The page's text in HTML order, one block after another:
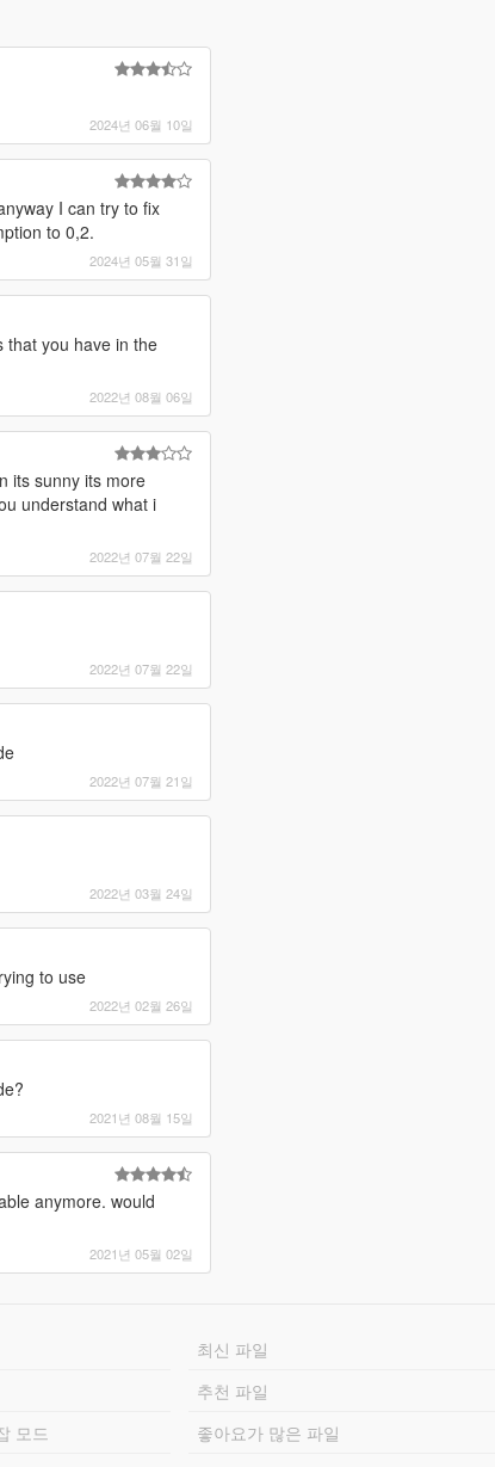
2024년 06월 10일
I can try to fix
to 0,2.
2024년 05월 31일
that you have in the
2022년 08월 06일
its sunny its more
understand what i
2022년 07월 22일
2022년 07월 22일
2022년 07월 21일
2022년 03월 24일
to use
2022년 02월 26일
2021년 08월 15일
anymore. would
2021년 05월 02일
모드
최신 파일
추천 파일
좋아요가 많은 파일